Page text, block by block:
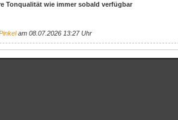
Tonqualität wie immer sobald verfügbar
am 08.07.2026 13:27 Uhr